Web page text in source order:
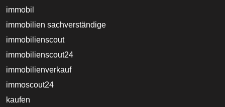
immobil
immobilien sachverständige
immobilienscout
immobilienscout24
immobilienverkauf
immoscout24
kaufen